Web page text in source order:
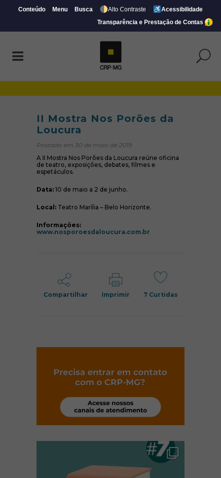
Conteúdo Menu Busca Alto Contraste
Acessibilidade
Transparência e Prestação de Contas
II Mostra Nos Porões da
Loucura
Postado em 30 de maio de 2019
A II Mostra Nos Porões da Loucura reúne oficina
de teatro, exposições, debates, filmes e
espetáculos.
Data: 10 de maio a 2 de junho.
Local: Teatro Marília – Belo Horizonte.
Informações:
www.nosporoesdaloucura.com.br
Compartilhar Imprimir 7 Curtidas